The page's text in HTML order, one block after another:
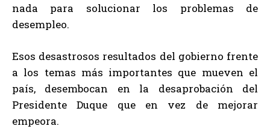
nada para solucionar los problemas de
desempleo.
Esos desastrosos resultados del gobierno frente
a los temas más importantes que mueven el
país, desembocan en la desaprobación del
Presidente Duque que en vez de mejorar
empeora.